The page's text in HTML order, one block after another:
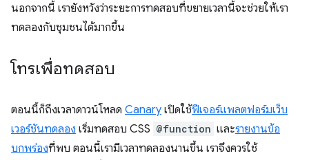
นอกจากนี้ เรายังหวังว่าระยะการทดสอบที่ขยายเวลานี้จะช่วยให้เรา
ทดลองกับชุมชนได้มากขึ้น
โทรเพื่อทดสอบ
ตอนนี้ก็ถึงเวลาดาวน์โหลด Canary เปิดใช้ฟีเจอร์แพลตฟอร์มเว็บ
เวอร์ชันทดลอง เริ่มทดสอบ CSS @function และรายงานข้อ
บกพร่องที่พบ ตอนนี้เรามีเวลาทดลองนานขึ้น เราจึงควรใช้